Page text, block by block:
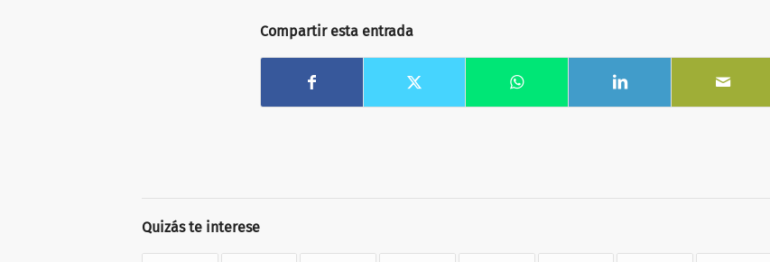
Compartir esta entrada
Quizás te interese